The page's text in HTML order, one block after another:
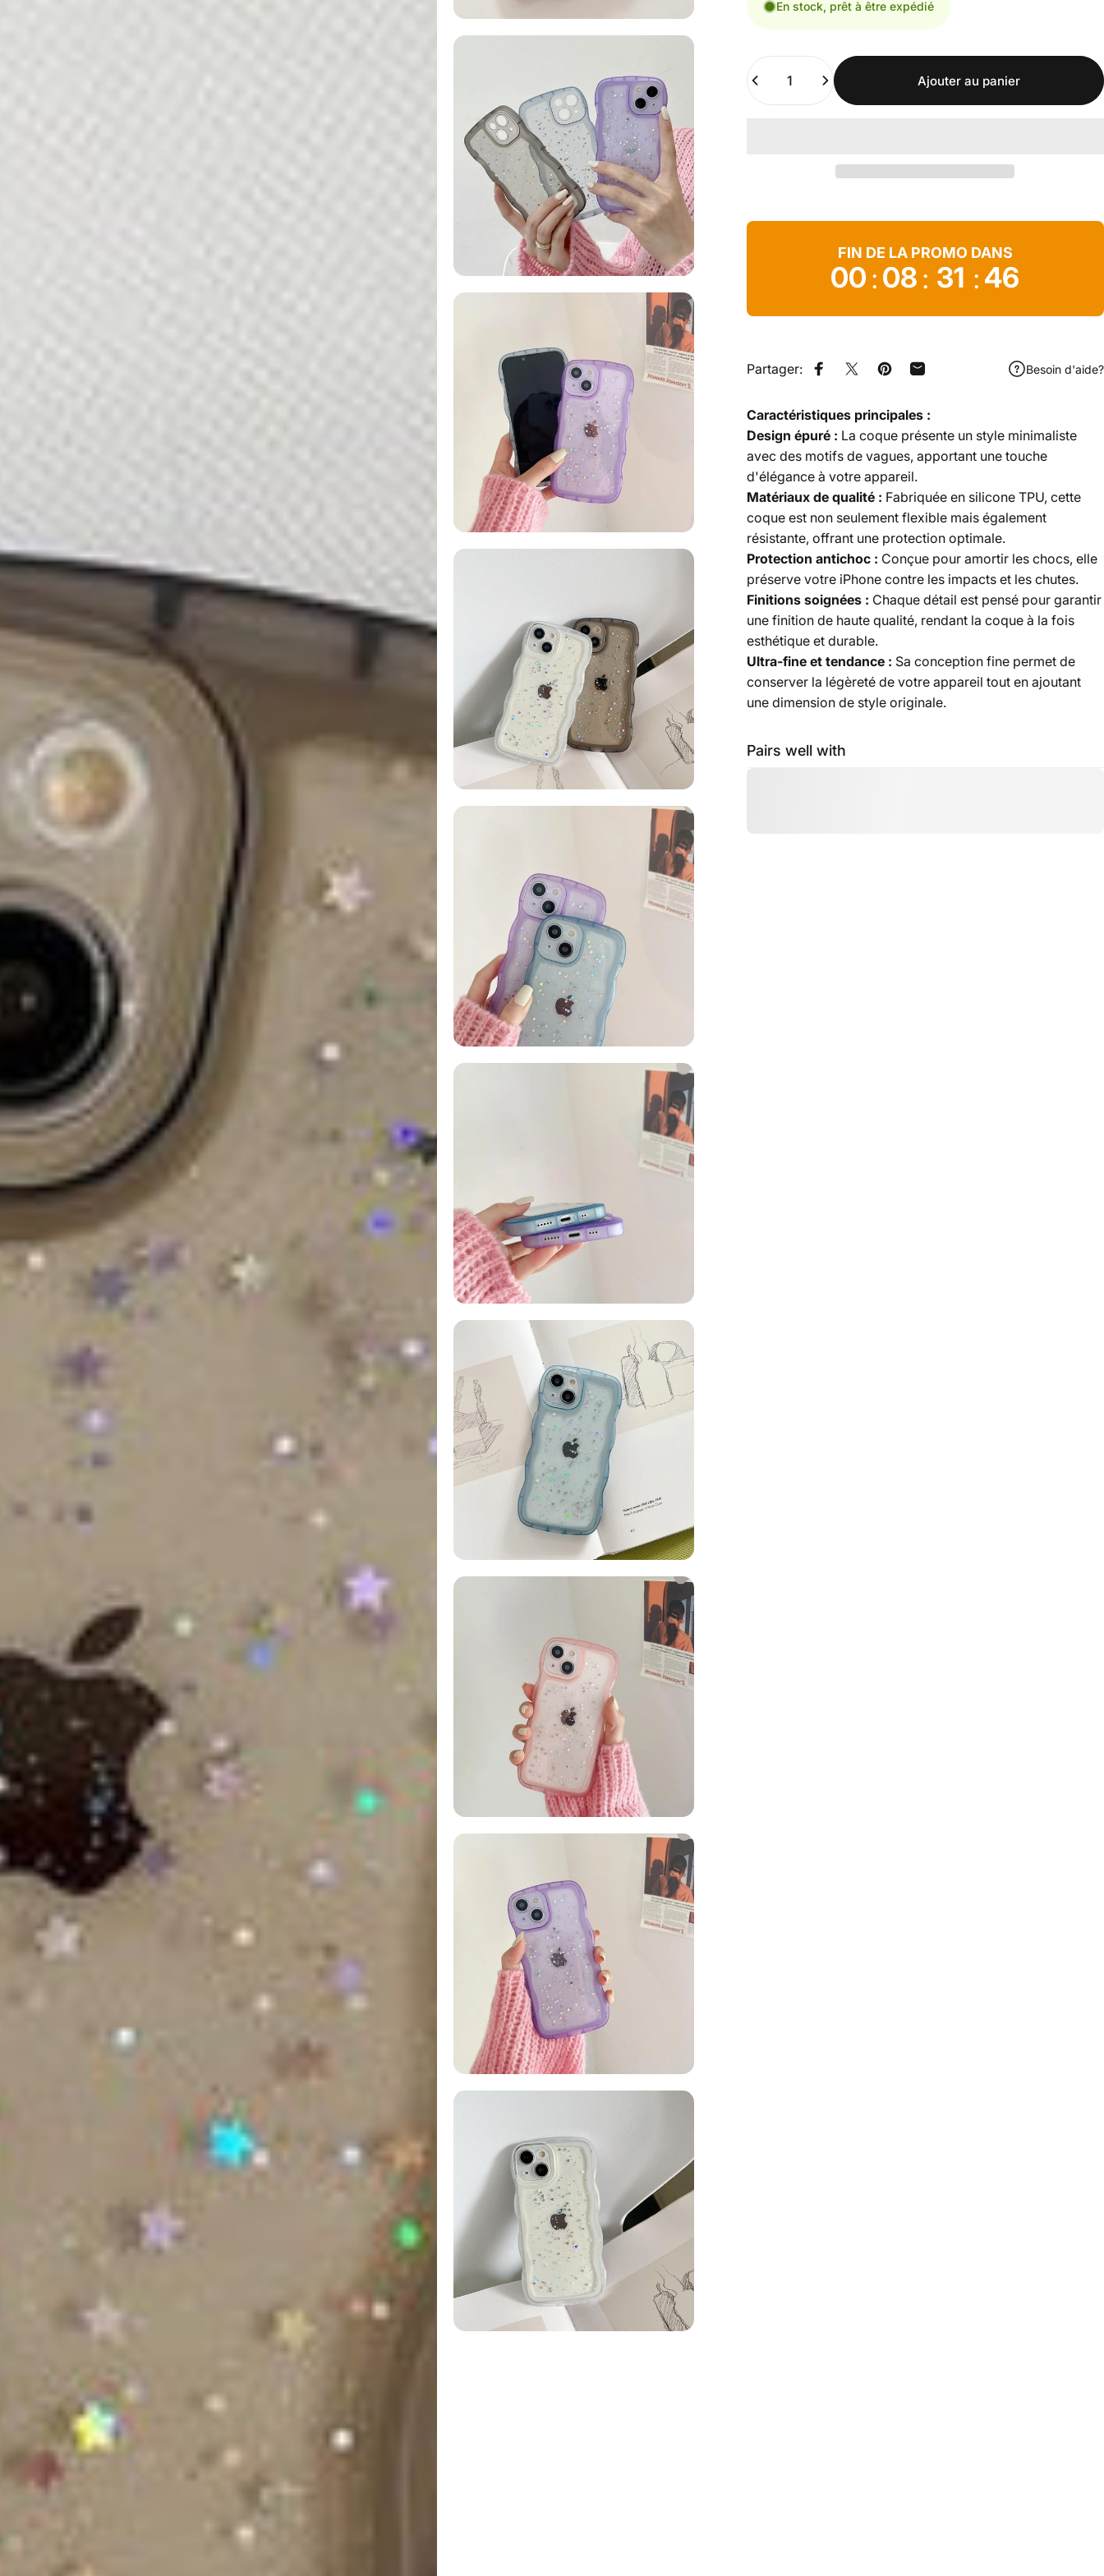
En stock, prêt à être expédié
Quantité
Ajouter au panier
FIN DE LA PROMO DANS
00:08: 31 :44
Partager: Partager sur Facebook
Tweeter sur Twitter
Épingler sur Pinterest
Partager par EmailBesoin d'aide?
Caractéristiques principales :
Design épuré : La coque présente un style minimaliste
avec des motifs de vagues, apportant une touche
d'élégance à votre appareil.
Matériaux de qualité : Fabriquée en silicone TPU, cette
coque est non seulement flexible mais également
résistante, offrant une protection optimale.
Protection antichoc : Conçue pour amortir les chocs, elle
préserve votre iPhone contre les impacts et les chutes.
Finitions soignées : Chaque détail est pensé pour garantir
une finition de haute qualité, rendant la coque à la fois
esthétique et durable.
Ultra-fine et tendance : Sa conception fine permet de
conserver la légèreté de votre appareil tout en ajoutant
une dimension de style originale.
Pairs well with